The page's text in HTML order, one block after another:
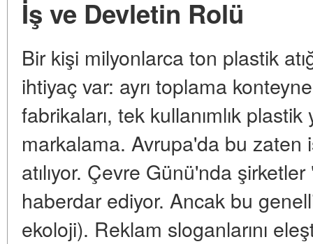
İş ve Devletin Rolü
Bir kişi milyonlarca ton plastik
ihtiyaç var: ayrı toplama
fabrikaları, tek kullanımlık
markalama. Avrupa'da bu zaten
atılıyor. Çevre Günü'nda
haberdar ediyor. Ancak bu
ekoloji). Reklam sloganlarını